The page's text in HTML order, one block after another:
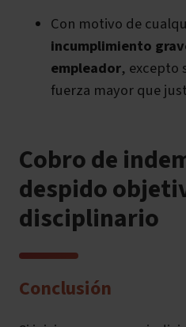
Con motivo de
incumplimiento
empleador, excepto
fuerza mayor que
Cobro de
despido
disciplinario
Conclusión